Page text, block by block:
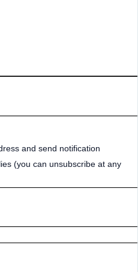
and send notification
(you can unsubscribe at any